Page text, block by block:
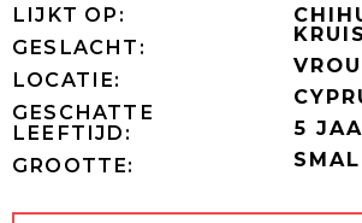
LIJKT OP:
GESLACHT:
LOCATIE:
GESCHATTE
LEEFTIJD:
GROOTTE:
5